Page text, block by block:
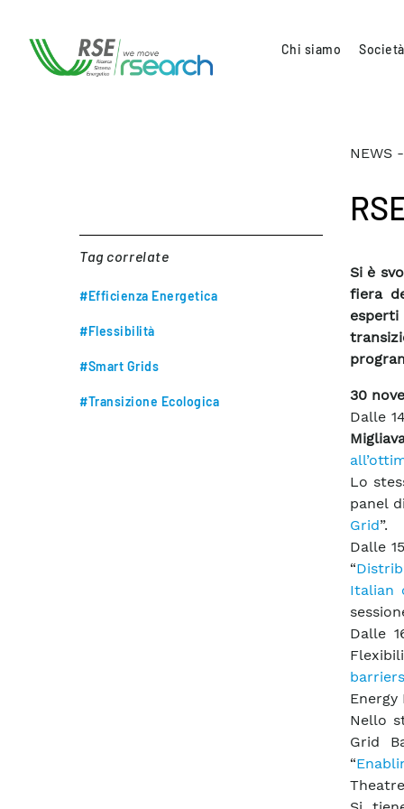
Chi siamo
Tag correlate
#Efficienza Energetica
#Flessibilità
#Smart Grids
#Transizione Ecologica
NEWS
Si è
fiera
30
Dalle
Lo
panel
Grid”.
Dalle
“
Italian
Dalle
Energy
Nello
Grid
“